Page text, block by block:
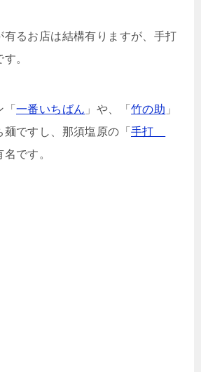
有るお店は結構有りますが、手打
。
一番いちばん 」や、「竹の助 」
ですし、那須塩原の「 手打
です。